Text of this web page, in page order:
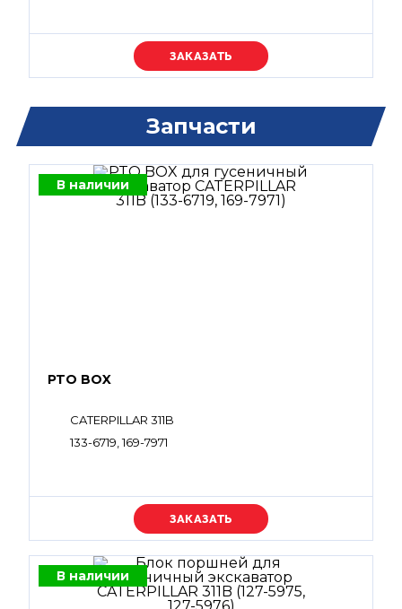
Уточняйте цену
Запчасти
В наличии
PTO BOX
CATERPILLAR 311B
133-6719, 169-7971
Уточняйте цену
В наличии